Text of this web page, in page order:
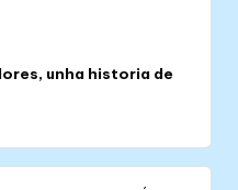
unha historia de